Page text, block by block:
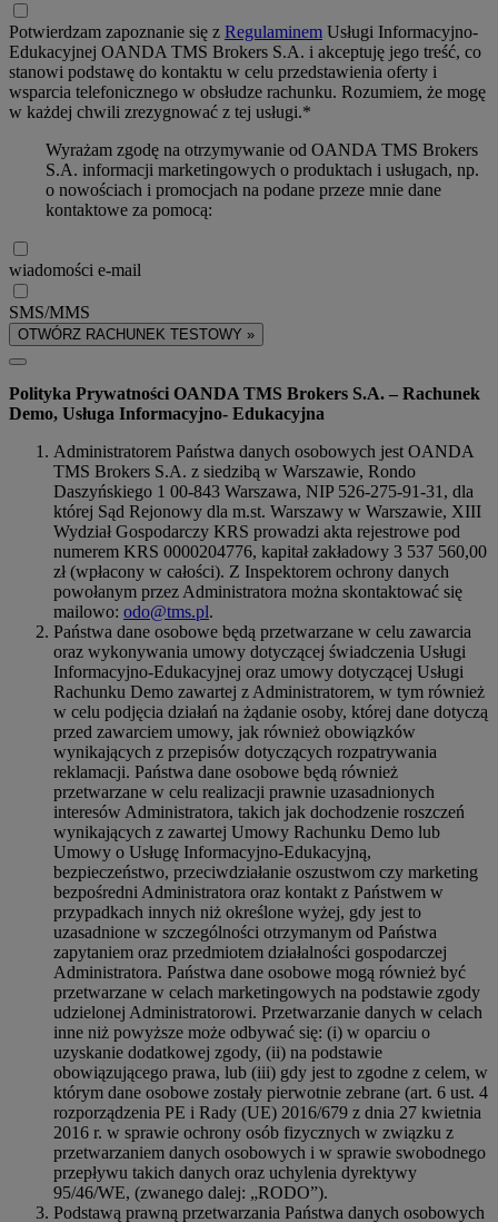
Potwierdzam zapoznanie się z Regulaminem Usługi Informacyjno-
Edukacyjnej OANDA TMS Brokers S.A. i akceptuję jego treść, co
stanowi podstawę do kontaktu w celu przedstawienia oferty i
wsparcia telefonicznego w obsłudze rachunku. Rozumiem, że mogę
w każdej chwili zrezygnować z tej usługi.*
Wyrażam zgodę na otrzymywanie od OANDA TMS Brokers
S.A. informacji marketingowych o produktach i usługach, np.
o nowościach i promocjach na podane przeze mnie dane
kontaktowe za pomocą:
wiadomości e-mail
SMS/MMS
OTWÓRZ RACHUNEK TESTOWY »
Polityka Prywatności OANDA TMS Brokers S.A. – Rachunek
Demo, Usługa Informacyjno- Edukacyjna
Administratorem Państwa danych osobowych jest OANDA
TMS Brokers S.A. z siedzibą w Warszawie, Rondo
Daszyńskiego 1 00-843 Warszawa, NIP 526-275-91-31, dla
której Sąd Rejonowy dla m.st. Warszawy w Warszawie, XIII
Wydział Gospodarczy KRS prowadzi akta rejestrowe pod
numerem KRS 0000204776, kapitał zakładowy 3 537 560,00
zł (wpłacony w całości). Z Inspektorem ochrony danych
powołanym przez Administratora można skontaktować się
mailowo: odo@tms.pl.
Państwa dane osobowe będą przetwarzane w celu zawarcia
oraz wykonywania umowy dotyczącej świadczenia Usługi
Informacyjno-Edukacyjnej oraz umowy dotyczącej Usługi
Rachunku Demo zawartej z Administratorem, w tym również
w celu podjęcia działań na żądanie osoby, której dane dotyczą
przed zawarciem umowy, jak również obowiązków
wynikających z przepisów dotyczących rozpatrywania
reklamacji. Państwa dane osobowe będą również
przetwarzane w celu realizacji prawnie uzasadnionych
interesów Administratora, takich jak dochodzenie roszczeń
wynikających z zawartej Umowy Rachunku Demo lub
Umowy o Usługę Informacyjno-Edukacyjną,
bezpieczeństwo, przeciwdziałanie oszustwom czy marketing
bezpośredni Administratora oraz kontakt z Państwem w
przypadkach innych niż określone wyżej, gdy jest to
uzasadnione w szczególności otrzymanym od Państwa
zapytaniem oraz przedmiotem działalności gospodarczej
Administratora. Państwa dane osobowe mogą również być
przetwarzane w celach marketingowych na podstawie zgody
udzielonej Administratorowi. Przetwarzanie danych w celach
inne niż powyższe może odbywać się: (i) w oparciu o
uzyskanie dodatkowej zgody, (ii) na podstawie
obowiązującego prawa, lub (iii) gdy jest to zgodne z celem, w
którym dane osobowe zostały pierwotnie zebrane (art. 6 ust. 4
rozporządzenia PE i Rady (UE) 2016/679 z dnia 27 kwietnia
2016 r. w sprawie ochrony osób fizycznych w związku z
przetwarzaniem danych osobowych i w sprawie swobodnego
przepływu takich danych oraz uchylenia dyrektywy
95/46/WE, (zwanego dalej: „RODO”).
Podstawą prawną przetwarzania Państwa danych osobowych